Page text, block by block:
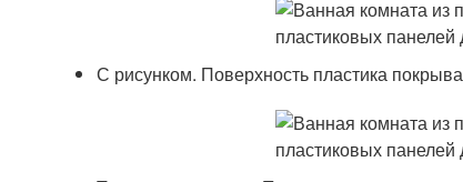
С рисунком. Поверхность пластика